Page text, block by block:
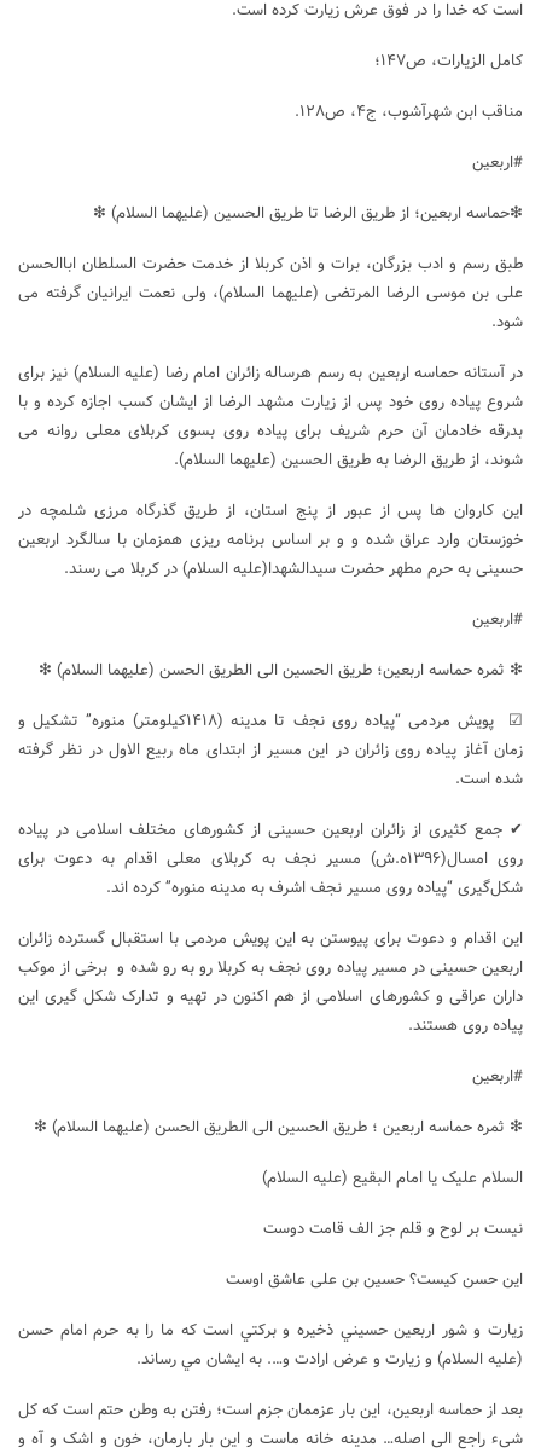
است که خدا را در فوق عرش زیارت کرده است.
کامل الزیارات، ص۱۴۷؛
مناقب ابن شهرآشوب، ج۴، ص۱۲۸.
#اربعین
❇حماسه اربعین؛ از طریق الرضا تا طریق الحسین (علیهما السلام) ❇
طبق رسم و ادب بزرگان، برات و اذن کربلا از خدمت حضرت السلطان اباالحسن
علی بن موسی الرضا المرتضی (علیهما السلام)، ولی نعمت ایرانیان گرفته می
شود.
در آستانه حماسه اربعین به رسم هرساله زائران امام رضا (علیه السلام) نیز برای
شروع پیاده روی خود پس از زیارت مشهد الرضا از ایشان کسب اجازه کرده و با
بدرقه خادمان آن حرم شریف برای پیاده روی بسوی کربلای معلی روانه می
شوند، از طریق الرضا به طریق الحسین (علیهما السلام).
این کاروان ها پس از عبور از پنج استان، از طریق گذرگاه مرزی شلمچه در
خوزستان وارد عراق شده و و بر اساس برنامه ‌ریزی‌ همزمان با سالگرد اربعین
حسینی به حرم مطهر حضرت سیدالشهدا(علیه السلام) در کربلا می رسند.
#اربعین
❇ ثمره حماسه اربعین؛ طریق الحسین الی الطریق الحسن (علیهما السلام) ❇
☑ پویش مردمی “پیاده ‌روی نجف تا مدینه (۱۴۱۸کیلومتر) منوره” تشکیل و
زمان آغاز پیاده‌ روی زائران در این مسیر از ابتدای ماه ربیع ‌الاول در نظر گرفته
شده است.
✔ جمع کثیری از زائران اربعین حسینی از کشورهای مختلف اسلامی در پیاده
‌روی امسال(۱۳۹۶ه.ش) مسیر نجف به کربلای معلی اقدام به دعوت برای
شکل‌گیری “پیاده‌ روی مسیر نجف اشرف به مدینه منوره” کرده ‌اند.
این اقدام و دعوت برای پیوستن به این پویش مردمی با استقبال گسترده زائران
اربعین حسینی در مسیر پیاده ‌روی نجف به کربلا رو به‌ رو شده و برخی از موکب
‌‌داران عراقی و کشورهای اسلامی از هم‌ اکنون در تهیه و تدارک شکل ‌گیری این
پیاده ‌روی هستند.
#اربعین
❇ ثمره حماسه اربعین ؛ طریق الحسین الی الطریق الحسن (علیهما السلام) ❇
السلام علیک یا امام البقیع (علیه السلام)
نیست بر لوح و قلم جز الف قامت دوست
این حسن کیست؟ حسین بن علی عاشق اوست
زيارت و شور اربعين حسيني ذخيره و بركتي است كه ما را به حرم امام حسن
(علیه السلام) و زيارت و عرض ارادت و…. به ايشان مي رساند.
بعد از حماسه اربعین، این بار عزممان جزم است؛ رفتن به وطن حتم است که کل
شیء راجع الی اصله… مدینه خانه ماست و این بار بارمان، خون و اشک و آه و